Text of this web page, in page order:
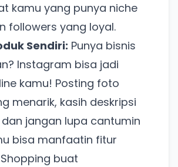
kamu yang punya niche
followers yang loyal.
Sendiri: Punya bisnis
Instagram bisa jadi
kamu! Posting foto
menarik, kasih deskripsi
jangan lupa cantumin
bisa manfaatin fitur
buat